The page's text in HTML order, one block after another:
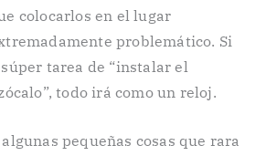
colocarlos en el lugar
problemático. Si
tarea de “instalar el
todo irá como un reloj.
pequeñas cosas que rara